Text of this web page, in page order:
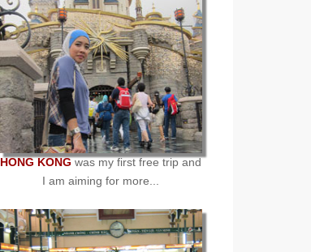
HONG KONGwas my first free trip and
I am aiming for more...